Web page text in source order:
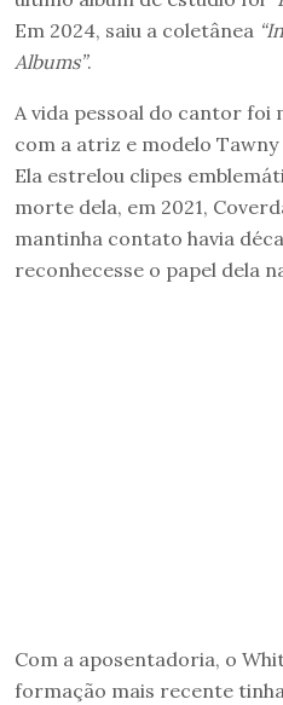
Em 2024, saiu a coletânea
Albums”.
A vida pessoal do cantor foi
com a atriz e modelo Tawny
Ela estrelou clipes
morte dela, em 2021,
mantinha contato havia
reconhecesse o papel dela
Com a aposentadoria, o
formação mais recente